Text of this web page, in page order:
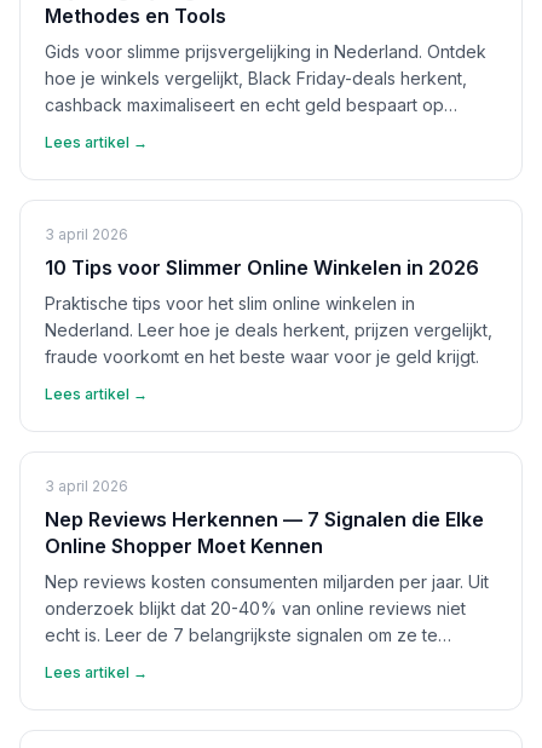
Methodes en Tools
Gids voor slimme prijsvergelijking in Nederland. Ontdek
hoe je winkels vergelijkt, Black Friday-deals herkent,
cashback maximaliseert en echt geld bespaart op
Lees artikel →
3 april 2026
10 Tips voor Slimmer Online Winkelen in 2026
Praktische tips voor het slim online winkelen in
Nederland. Leer hoe je deals herkent, prijzen vergelijkt,
fraude voorkomt en het beste waar voor je geld krijgt.
Lees artikel →
3 april 2026
Nep Reviews Herkennen — 7 Signalen die Elke
Online Shopper Moet Kennen
Nep reviews kosten consumenten miljarden per jaar. Uit
onderzoek blijkt dat 20-40% van online reviews niet
echt is. Leer de 7 belangrijkste signalen om ze te
Lees artikel →